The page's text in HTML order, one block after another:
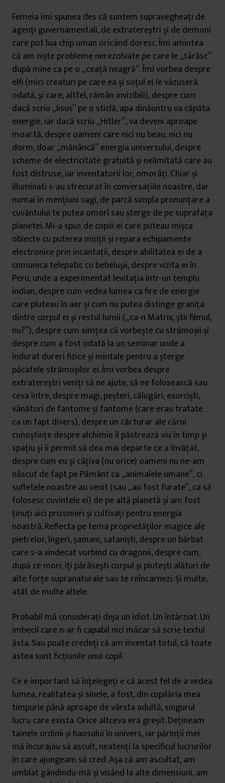
Femeia îmi spunea des că suntem supravegheați de
agenți guvernamentali, de extratereștri și de demoni
care pot lua chip uman oricând doresc. Îmi amintea
că am niște probleme nerezolvate pe care le „târăsc”
după mine ca pe o „ceață neagră”. Îmi vorbea despre
elfi (mici creaturi pe care ea și soțul ei le văzuseră
odată, și care, altfel, rămân invizibili), despre cum
dacă scriu „Iisus” pe o sticlă, apa dinăuntru va căpăta
energie, iar dacă scriu „Hitler”, va deveni aproape
moartă, despre oameni care nici nu beau, nici nu
dorm, doar „mănâncă” energia universului, despre
scheme de electricitate gratuită și nelimitată care au
fost distruse, iar inventatorii lor, omorâți. Chiar și
illuminati s-au strecurat în conversațiile noastre, dar
numai în mențiuni vagi, de parcă simpla pronunțare a
cuvântului te putea omorî sau șterge de pe suprafața
planetei. Mi-a spus de copiii ei care puteau mișca
obiecte cu puterea minții și repara echipamente
electronice prin incantații, despre abilitatea ei de a
comunica telepatic cu bebelușii, despre vizita ei în
Peru, unde a experimentat levitația într-un templu
indian, despre cum vedea lumea ca fire de energie
care pluteau în aer și cum nu putea distinge granița
dintre corpul ei și restul lumii („ca-n Matrix, știi filmul,
nu?”), despre cum simțea că vorbește cu strămoșii și
despre cum a fost odată la un seminar unde a
îndurat dureri fizice și mintale pentru a șterge
păcatele strămoșilor ei. Îmi vorbea despre
extratereștri veniți să ne ajute, să ne folosească sau
ceva între, despre magi, peșteri, călugări, exorciști,
vânători de fantome și fantome (care erau tratate
ca un fapt divers), despre un cărturar ale cărui
cunoștințe despre alchimie îl păstrează viu în timp și
spațiu și îi permit să dea mai departe ce a învățat,
despre cum eu și câțiva (nu orice) oameni nu ne-am
născut de fapt pe Pământ ca „animalele umane”, ci
sufletele noastre au venit (sau „au fost furate”, ca să
folosesc cuvintele ei) de pe altă planetă și am fost
ținuți aici prizonieri și cultivați pentru energia
noastră. Reflecta pe tema proprietăților magice ale
pietrelor, îngeri, șamani, sataniști, despre un bărbat
care s-a vindecat vorbind cu dragonii, despre cum,
după ce mori, îți părăsești corpul și plutești alături de
alte forțe supranaturale sau te reîncarnezi. Și multe,
atât de multe altele.
Probabil mă considerați deja un idiot. Un întârziat. Un
imbecil care n-ar fi capabil nici măcar să scrie textul
ăsta. Sau poate credeți că am inventat totul, că toate
astea sunt ficțiunile unui copil.
Ce e important să înțelegeți e că acest fel de a vedea
lumea, realitatea și sinele, a fost, din copilăria mea
timpurie până aproape de vârsta adultă, singurul
lucru care exista. Orice altceva era greșit. Dețineam
tainele ordinii și haosului în univers, iar părinții mei
mă încurajau să ascult, neatenți la specificul lucrurilor
în care ajungeam să cred. Așa că am ascultat, am
umblat gândindu-mă și visând la alte dimensiuni, am